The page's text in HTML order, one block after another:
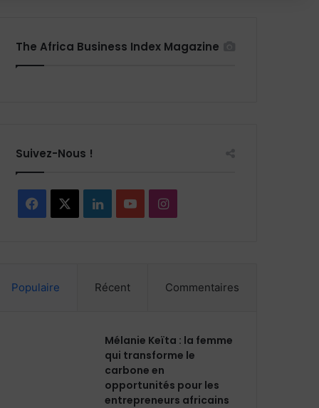
The Africa Business Index Magazine
Suivez-Nous !
Facebook LinkedinYouTubeInstagram
Populaire Récent Commentaires
Mélanie Keïta : la femme
qui transforme le
carbone en
opportunités pour les
entrepreneurs africains